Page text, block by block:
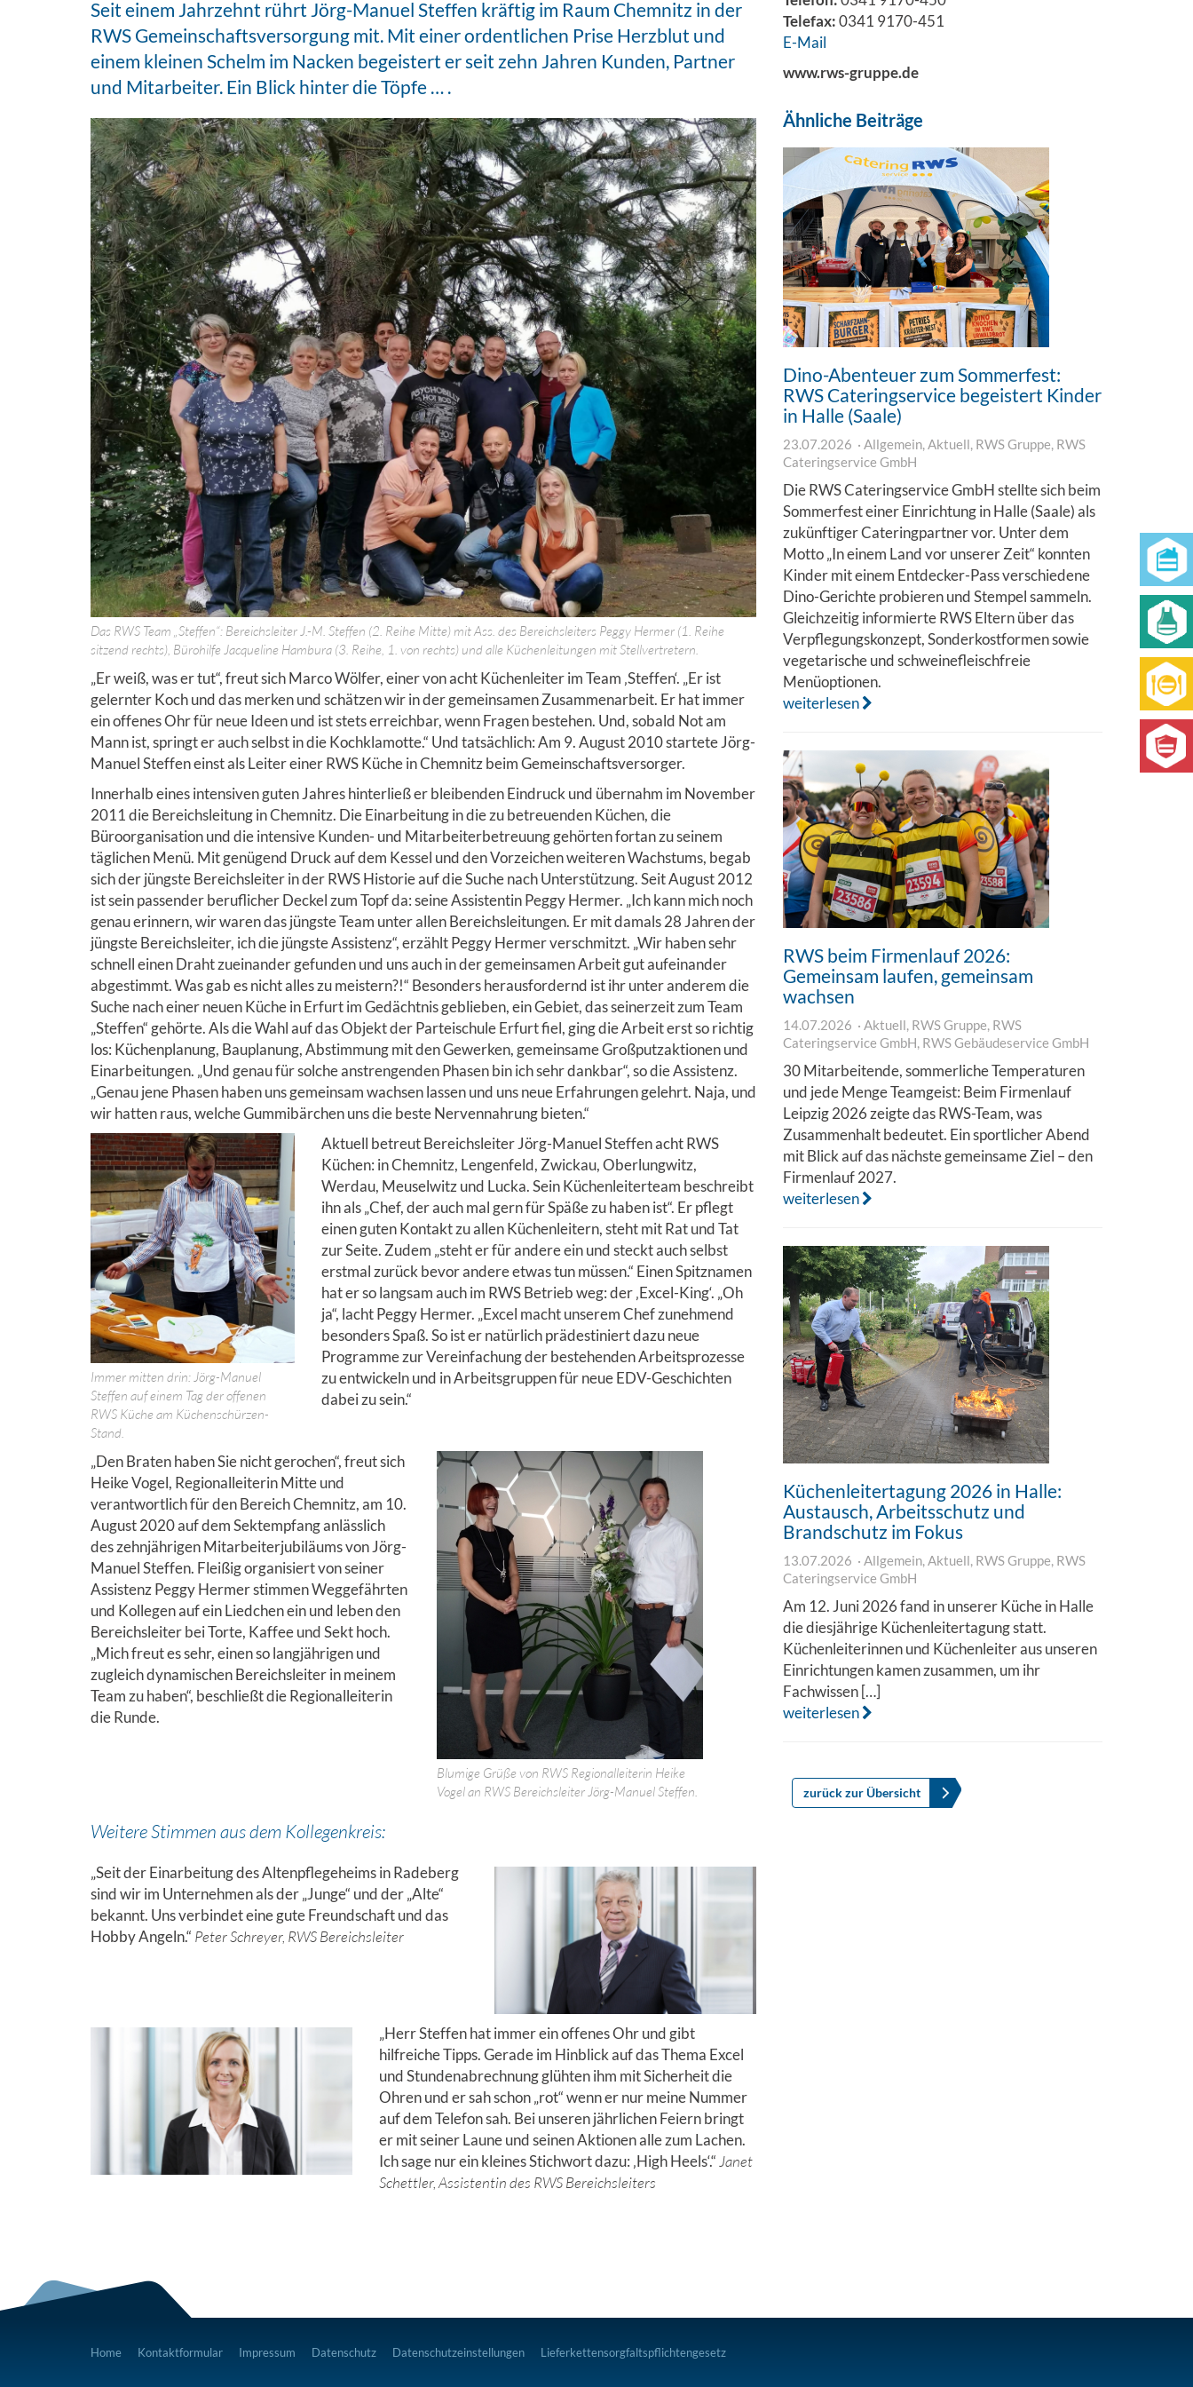
Seit einem Jahrzehnt rührt Jörg-Manuel Steffen kräftig im Raum Chemnitz in der
RWS Gemeinschaftsversorgung mit. Mit einer ordentlichen Prise Herzblut und
einem kleinen Schelm im Nacken begeistert er seit zehn Jahren Kunden, Partner
und Mitarbeiter. Ein Blick hinter die Töpfe … .
Das RWS Team „Steffen“: Bereichsleiter J.-M. Steffen (2. Reihe Mitte) mit Ass. des Bereichsleiters Peggy Hermer (1. Reihe
sitzend rechts), Bürohilfe Jacqueline Hambura (3. Reihe, 1. von rechts) und alle Küchenleitungen mit Stellvertretern.
„Er weiß, was er tut“, freut sich Marco Wölfer, einer von acht Küchenleiter im Team ‚Steffen‘. „Er ist
gelernter Koch und das merken und schätzen wir in der gemeinsamen Zusammenarbeit. Er hat immer
ein offenes Ohr für neue Ideen und ist stets erreichbar, wenn Fragen bestehen. Und, sobald Not am
Mann ist, springt er auch selbst in die Kochklamotte.“ Und tatsächlich: Am 9. August 2010 startete Jörg-
Manuel Steffen einst als Leiter einer RWS Küche in Chemnitz beim Gemeinschaftsversorger.
Innerhalb eines intensiven guten Jahres hinterließ er bleibenden Eindruck und übernahm im November
2011 die Bereichsleitung in Chemnitz. Die Einarbeitung in die zu betreuenden Küchen, die
Büroorganisation und die intensive Kunden- und Mitarbeiterbetreuung gehörten fortan zu seinem
täglichen Menü. Mit genügend Druck auf dem Kessel und den Vorzeichen weiteren Wachstums, begab
sich der jüngste Bereichsleiter in der RWS Historie auf die Suche nach Unterstützung. Seit August 2012
ist sein passender beruflicher Deckel zum Topf da: seine Assistentin Peggy Hermer. „Ich kann mich noch
genau erinnern, wir waren das jüngste Team unter allen Bereichsleitungen. Er mit damals 28 Jahren der
jüngste Bereichsleiter, ich die jüngste Assistenz“, erzählt Peggy Hermer verschmitzt. „Wir haben sehr
schnell einen Draht zueinander gefunden und uns auch in der gemeinsamen Arbeit gut aufeinander
abgestimmt. Was gab es nicht alles zu meistern?!“ Besonders herausfordernd ist ihr unter anderem die
Suche nach einer neuen Küche in Erfurt im Gedächtnis geblieben, ein Gebiet, das seinerzeit zum Team
„Steffen“ gehörte. Als die Wahl auf das Objekt der Parteischule Erfurt fiel, ging die Arbeit erst so richtig
los: Küchenplanung, Bauplanung, Abstimmung mit den Gewerken, gemeinsame Großputzaktionen und
Einarbeitungen. „Und genau für solche anstrengenden Phasen bin ich sehr dankbar“, so die Assistenz.
„Genau jene Phasen haben uns gemeinsam wachsen lassen und uns neue Erfahrungen gelehrt. Naja, und
wir hatten raus, welche Gummibärchen uns die beste Nervennahrung bieten.“
Immer mitten drin: Jörg-Manuel
Steffen auf einem Tag der offenen
RWS Küche am Küchenschürzen-
Stand.
Aktuell betreut Bereichsleiter Jörg-Manuel Steffen acht RWS
Küchen: in Chemnitz, Lengenfeld, Zwickau, Oberlungwitz,
Werdau, Meuselwitz und Lucka. Sein Küchenleiterteam beschreibt
ihn als „Chef, der auch mal gern für Späße zu haben ist“. Er pflegt
einen guten Kontakt zu allen Küchenleitern, steht mit Rat und Tat
zur Seite. Zudem „steht er für andere ein und steckt auch selbst
erstmal zurück bevor andere etwas tun müssen.“ Einen Spitznamen
hat er so langsam auch im RWS Betrieb weg: der ‚Excel-King‘. „Oh
ja“, lacht Peggy Hermer. „Excel macht unserem Chef zunehmend
besonders Spaß. So ist er natürlich prädestiniert dazu neue
Programme zur Vereinfachung der bestehenden Arbeitsprozesse
zu entwickeln und in Arbeitsgruppen für neue EDV-Geschichten
dabei zu sein.“
„Den Braten haben Sie nicht gerochen“, freut sich
Heike Vogel, Regionalleiterin Mitte und
verantwortlich für den Bereich Chemnitz, am 10.
August 2020 auf dem Sektempfang anlässlich
des zehnjährigen Mitarbeiterjubiläums von Jörg-
Manuel Steffen. Fleißig organisiert von seiner
Assistenz Peggy Hermer stimmen Weggefährten
und Kollegen auf ein Liedchen ein und leben den
Bereichsleiter bei Torte, Kaffee und Sekt hoch.
„Mich freut es sehr, einen so langjährigen und
zugleich dynamischen Bereichsleiter in meinem
Team zu haben“, beschließt die Regionalleiterin
die Runde.
Blumige Grüße von RWS Regionalleiterin Heike
Vogel an RWS Bereichsleiter Jörg-Manuel Steffen.
Weitere Stimmen aus dem Kollegenkreis:
„Seit der Einarbeitung des Altenpflegeheims in Radeberg
sind wir im Unternehmen als der „Junge“ und der „Alte“
bekannt. Uns verbindet eine gute Freundschaft und das
Hobby Angeln.“ Peter Schreyer, RWS Bereichsleiter
„Herr Steffen hat immer ein offenes Ohr und gibt
hilfreiche Tipps. Gerade im Hinblick auf das Thema Excel
und Stundenabrechnung glühten ihm mit Sicherheit die
Ohren und er sah schon „rot“ wenn er nur meine Nummer
auf dem Telefon sah. Bei unseren jährlichen Feiern bringt
er mit seiner Laune und seinen Aktionen alle zum Lachen.
Ich sage nur ein kleines Stichwort dazu: ‚High Heels‘.“ Janet
Schettler, Assistentin des RWS Bereichsleiters
Telefax:0341 9170-451
E-Mail
www.rws-gruppe.de
Ähnliche Beiträge
Dino-Abenteuer zum Sommerfest:
RWS Cateringservice begeistert Kinder
in Halle (Saale)
23.07.2026 Allgemein, Aktuell, RWS Gruppe, RWS
Cateringservice GmbH
Die RWS Cateringservice GmbH stellte sich beim
Sommerfest einer Einrichtung in Halle (Saale) als
zukünftiger Cateringpartner vor. Unter dem
Motto „In einem Land vor unserer Zeit“ konnten
Kinder mit einem Entdecker-Pass verschiedene
Dino-Gerichte probieren und Stempel sammeln.
Gleichzeitig informierte RWS Eltern über das
Verpflegungskonzept, Sonderkostformen sowie
vegetarische und schweinefleischfreie
Menüoptionen.
weiterlesen
RWS beim Firmenlauf 2026:
Gemeinsam laufen, gemeinsam
wachsen
14.07.2026 Aktuell, RWS Gruppe, RWS
Cateringservice GmbH, RWS Gebäudeservice GmbH
30 Mitarbeitende, sommerliche Temperaturen
und jede Menge Teamgeist: Beim Firmenlauf
Leipzig 2026 zeigte das RWS-Team, was
Zusammenhalt bedeutet. Ein sportlicher Abend
mit Blick auf das nächste gemeinsame Ziel – den
Firmenlauf 2027.
weiterlesen
Küchenleitertagung 2026 in Halle:
Austausch, Arbeitsschutz und
Brandschutz im Fokus
13.07.2026 Allgemein, Aktuell, RWS Gruppe, RWS
Cateringservice GmbH
Am 12. Juni 2026 fand in unserer Küche in Halle
die diesjährige Küchenleitertagung statt.
Küchenleiterinnen und Küchenleiter aus unseren
Einrichtungen kamen zusammen, um ihr
Fachwissen […]
weiterlesen
zurück zur Übersicht
Home Kontaktformular Impressum Datenschutz Datenschutzeinstellungen Lieferkettensorgfaltspflichtengesetz